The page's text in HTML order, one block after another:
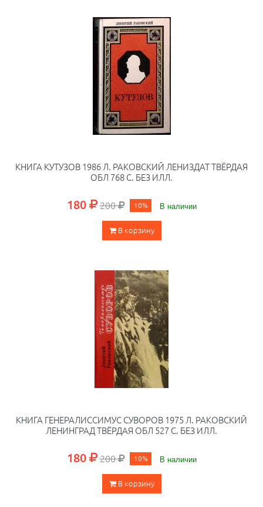
КНИГА КУТУЗОВ 1986 Л. РАКОВСКИЙ ЛЕНИЗДАТ ТВЁРДАЯ
ОБЛ 768 С. БЕЗ ИЛЛ.
180 200 10% В наличии
В корзину
КНИГА ГЕНЕРАЛИССИМУС СУВОРОВ 1975 Л. РАКОВСКИЙ
ЛЕНИНГРАД ТВЁРДАЯ ОБЛ 527 С. БЕЗ ИЛЛ.
180 200 10% В наличии
В корзину